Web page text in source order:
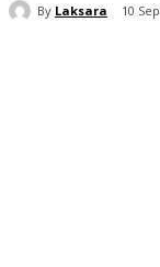
By Laksara 10